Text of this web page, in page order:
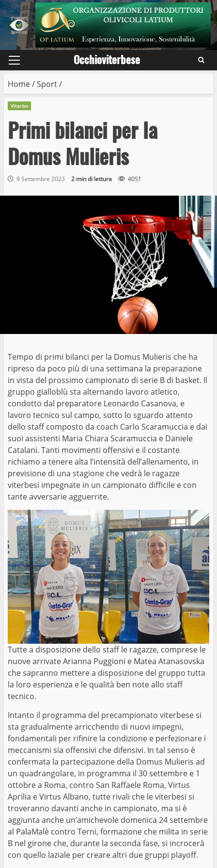
Skip
to
content
Primary
Occhioviterbese
Home/Sport/
Viterbo
Primi bilanci per la
Domus Mulieris
9 Settembre 2023 2 min di lettura 4051
Tempo di primi bilanci per la Domus Mulieris che ha
ripreso da poco più di una settimana la preparazione
in vista del prossimo campionato di serie B di basket. Il
gruppo gialloblù sta alternando lavoro atletico,
condotto dal preparatore Leonardo Casanova, e
lavoro tecnico sul campo, sotto lo sguardo attento
dello staff composto da coach Carlo Scaramuccia e dai
suoi assistenti Maria Chiara Scaramuccia e Daniele
Catalani. Tanti movimenti offensivi e il costante
richiamo a tenere alta l’intensità dell’allenamento, in
previsione di una stagione che vedrà le ragazze
viterbesi impegnate in un campionato difficile e con
tante avversarie agguerrite.
Tutte a disposizione dello staff le ragazze, comprese le
nuove arrivate Arianna Puggioni e Matea Atanasovska
che sapranno mettere a disposizione del gruppo tutta
la loro esperienza e le qualità ben note allo staff
tecnico.
Intanto il programma del precampionato viterbese si
sta gradualmente arricchendo di nuovi impegni,
fondamentali per rifinire la condizione e perfezionare i
meccanismi sia offensivi che difensivi. In tal senso è
confermata la partecipazione della Domus Mulieris ad
un quadrangolare, in programma il 30 settembre e 1
ottobre a Roma, contro San Raffaele Roma, Virtus
Aprilia e Virtus Albano, tutte rivali che le viterbesi si
troveranno davanti anche in campionato, ma si è
aggiunta anche un’amichevole domenica 24 settembre
al PalaMalè contro Terni, formazione che milita in serie
B nel girone che, durante la seconda fase, si incrocerà
con quello laziale per creare altri due gruppi playoff.